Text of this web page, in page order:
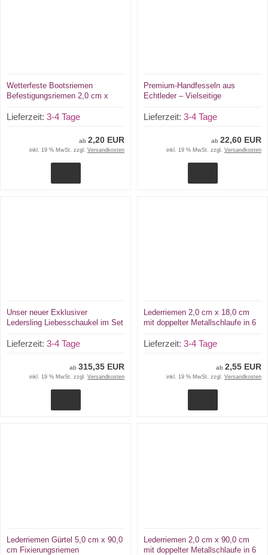
Wetterfeste Bootsriemen
Befestigungsriemen 2,0 cm x
aus Deutschland
Lieferzeit: 3-4 Tage
ab 2,20 EUR
inkl. 19 % MwSt. zzgl. Versandkosten
Premium-Handfesseln aus
Echtleder – Vielseitige
Anwendungen aus Deutschland
Lieferzeit: 3-4 Tage
ab 22,60 EUR
inkl. 19 % MwSt. zzgl. Versandkosten
Unser neuer Exklusiver
Ledersling Liebesschaukel im Set
Sling Zum Einführungsangebot in
Lieferzeit: 3-4 Tage
ab 315,35 EUR
inkl. 19 % MwSt. zzgl. Versandkosten
Lederriemen 2,0 cm x 18,0 cm
mit doppelter Metallschlaufe in 6
Halteriemen u.v.m.
Lieferzeit: 3-4 Tage
ab 2,55 EUR
inkl. 19 % MwSt. zzgl. Versandkosten
Lederriemen Gürtel 5,0 cm x 90,0
cm Fixierungsriemen
Lederriemen 2,0 cm x 90,0 cm
mit doppelter Metallschlaufe in 6